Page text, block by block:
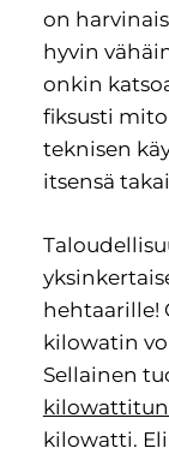
on
hyvin
onkin
fiksusti
teknisen
itsensä
hehtaarille!
kilowatin
Sellainen
kilowatti.